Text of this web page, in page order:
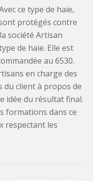
ce type de haie,
protégés contre
société Artisan
de haie. Elle est
au 6530.
en charge des
du client à propos de
idée du résultat final.
formations dans ce
respectant les